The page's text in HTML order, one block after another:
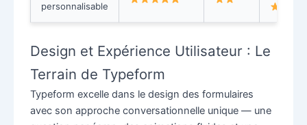
personnalisable
Design et Expérience Utilisateur : Le
Terrain de Typeform
Typeform excelle dans le design des formulaires
avec son approche conversationnelle unique — une